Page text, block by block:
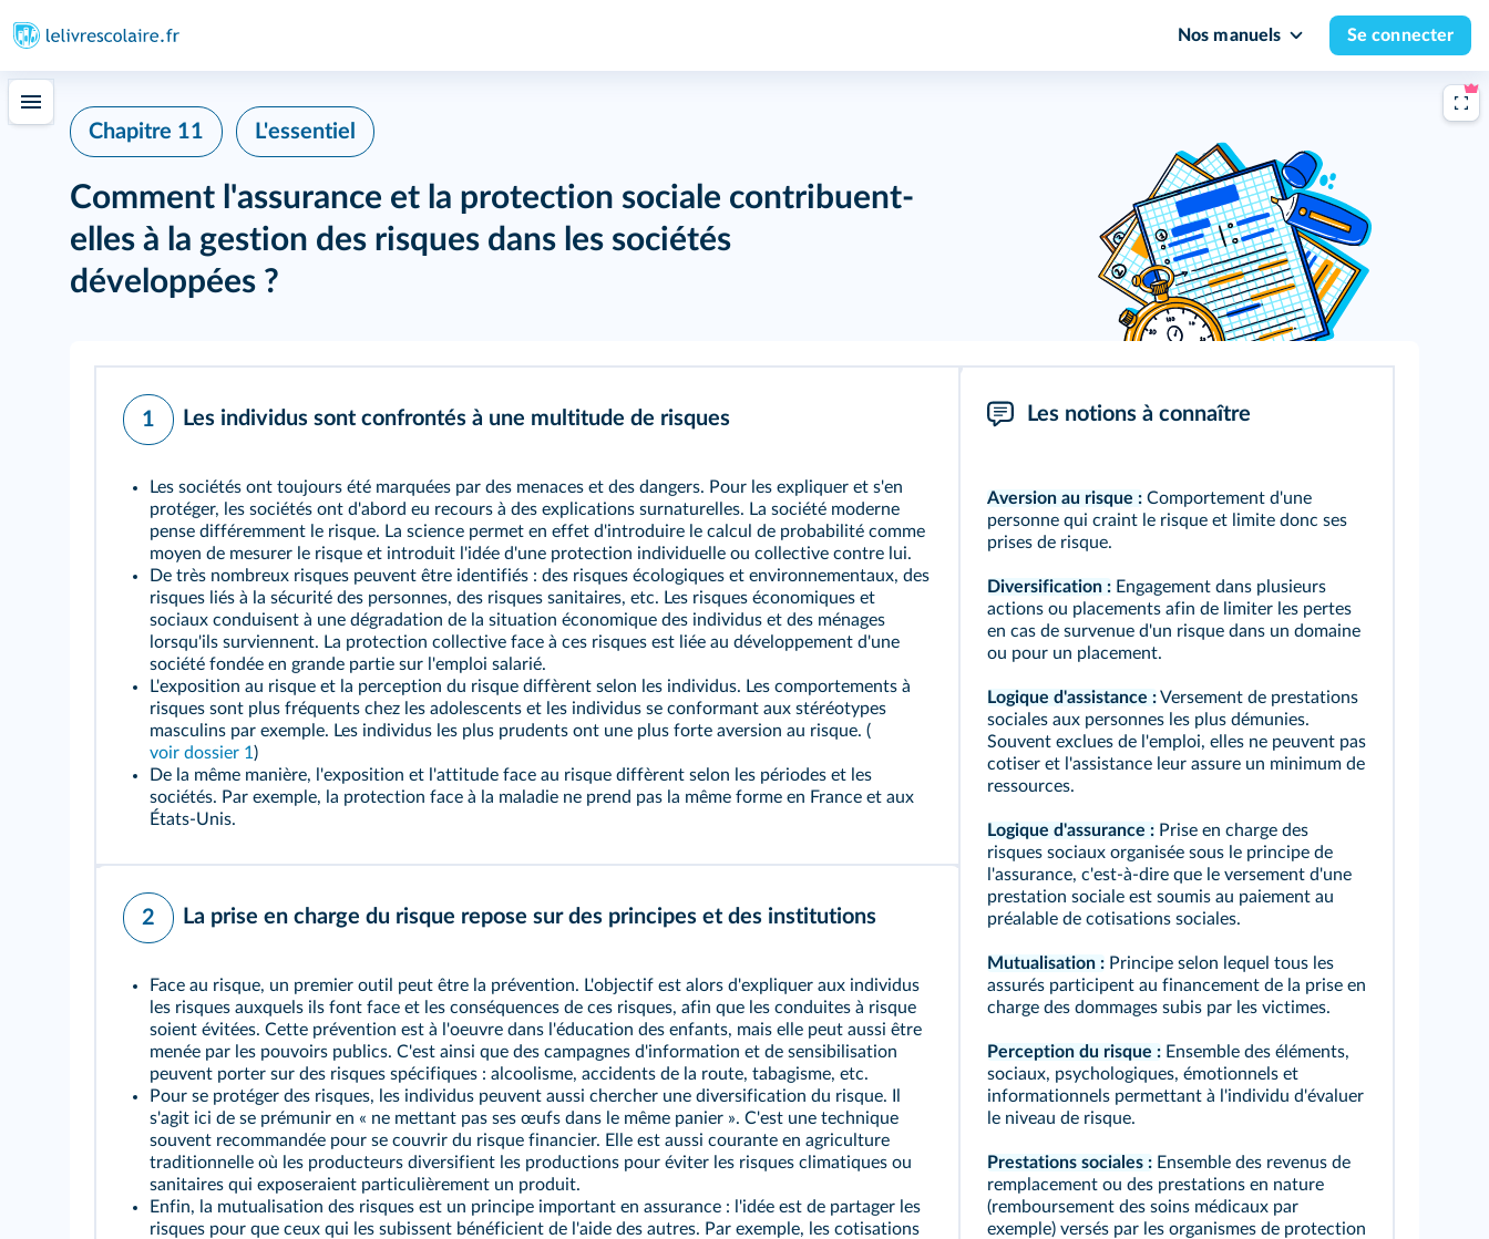
Nos manuels Se connecter
Chapitre 11 L'essentiel
Comment l'assurance et la protection sociale contribuent-
elles à la gestion des risques dans les sociétés
développées ?
1 Les individus sont confrontés à une multitude de risques
Les sociétés ont toujours été marquées par des menaces et des dangers. Pour les expliquer et s'en
protéger, les sociétés ont d'abord eu recours à des explications surnaturelles. La société moderne
pense différemment le risque. La science permet en effet d'introduire le calcul de probabilité comme
moyen de mesurer le risque et introduit l'idée d'une protection individuelle ou collective contre lui.
De très nombreux risques peuvent être identifiés : des risques écologiques et environnementaux, des
risques liés à la sécurité des personnes, des risques sanitaires, etc. Les risques économiques et
sociaux conduisent à une dégradation de la situation économique des individus et des ménages
lorsqu'ils surviennent. La protection collective face à ces risques est liée au développement d'une
société fondée en grande partie sur l'emploi salarié.
L'exposition au risque et la perception du risque diffèrent selon les individus. Les comportements à
risques sont plus fréquents chez les adolescents et les individus se conformant aux stéréotypes
masculins par exemple. Les individus les plus prudents ont une plus forte aversion au risque. (
voir dossier 1)
De la même manière, l'exposition et l'attitude face au risque diffèrent selon les périodes et les
sociétés. Par exemple, la protection face à la maladie ne prend pas la même forme en France et aux
États-Unis.
2 La prise en charge du risque repose sur des principes et des institutions
Face au risque, un premier outil peut être la prévention. L'objectif est alors d'expliquer aux individus
les risques auxquels ils font face et les conséquences de ces risques, afin que les conduites à risque
soient évitées. Cette prévention est à l'oeuvre dans l'éducation des enfants, mais elle peut aussi être
menée par les pouvoirs publics. C'est ainsi que des campagnes d'information et de sensibilisation
peuvent porter sur des risques spécifiques : alcoolisme, accidents de la route, tabagisme, etc.
Pour se protéger des risques, les individus peuvent aussi chercher une diversification du risque. Il
s'agit ici de se prémunir en « ne mettant pas ses œufs dans le même panier ». C'est une technique
souvent recommandée pour se couvrir du risque financier. Elle est aussi courante en agriculture
traditionnelle où les producteurs diversifient les productions pour éviter les risques climatiques ou
sanitaires qui exposeraient particulièrement un produit.
Enfin, la mutualisation des risques est un principe important en assurance : l'idée est de partager les
risques pour que ceux qui les subissent bénéficient de l'aide des autres. Par exemple, les cotisations
Les notions à connaître
Aversion au risque : Comportement d'une
personne qui craint le risque et limite donc ses
prises de risque.
Diversification : Engagement dans plusieurs
actions ou placements afin de limiter les pertes
en cas de survenue d'un risque dans un domaine
ou pour un placement.
Logique d'assistance :Versement de prestations
sociales aux personnes les plus démunies.
Souvent exclues de l'emploi, elles ne peuvent pas
cotiser et l'assistance leur assure un minimum de
ressources.
Logique d'assurance : Prise en charge des
risques sociaux organisée sous le principe de
l'assurance, c'est-à-dire que le versement d'une
prestation sociale est soumis au paiement au
préalable de cotisations sociales.
Mutualisation : Principe selon lequel tous les
assurés participent au financement de la prise en
charge des dommages subis par les victimes.
Perception du risque : Ensemble des éléments,
sociaux, psychologiques, émotionnels et
informationnels permettant à l'individu d'évaluer
le niveau de risque.
Prestations sociales : Ensemble des revenus de
remplacement ou des prestations en nature
(remboursement des soins médicaux par
exemple) versés par les organismes de protection